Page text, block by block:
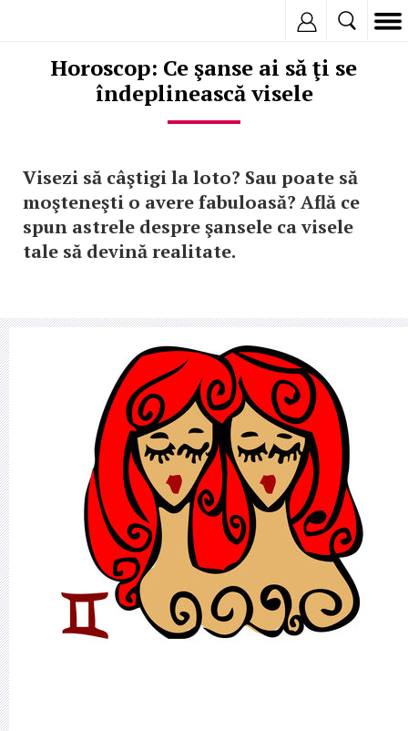
Horoscop: Ce şanse ai să ţi se
îndeplinească visele
Visezi să câştigi la loto? Sau poate să
moşteneşti o avere fabuloasă? Află ce
spun astrele despre şansele ca visele
tale să devină realitate.